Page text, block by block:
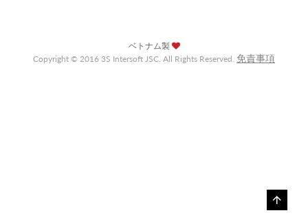
ベトナム製
Copyright © 2016 3S Intersoft JSC. All Rights Reserved. 免責事項